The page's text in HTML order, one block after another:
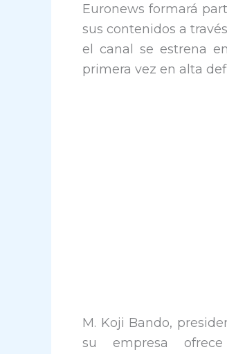
Euronews formará
sus contenidos a
el canal se estrena
primera vez en alta
M. Koji Bando,
su empresa